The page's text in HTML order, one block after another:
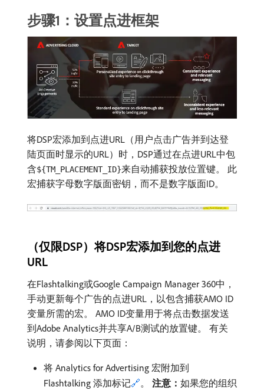
步骤1：设置点进框架
将DSP宏添加到点进URL（用户点击广告并到达登
陆页面时显示的URL）时，DSP通过在点进URL中包
含${TM_PLACEMENT_ID}来自动捕获投放位置键。 此
宏捕获字母数字版面密钥，而不是数字版面ID。
（仅限DSP）将DSP宏添加到您的点进
URL
在Flashtalking或Google Campaign Manager 360中，
手动更新每个广告的点进URL，以包含捕获AMO ID
变量所需的宏。 AMO ID变量用于将点击数据发送
到Adobe Analytics并共享A/B测试的放置键。 有关
说明，请参阅以下页面：
将 Analytics for Advertising 宏附加到
Flashtalking 添加标记🔗。 注意： ​如果您的组织